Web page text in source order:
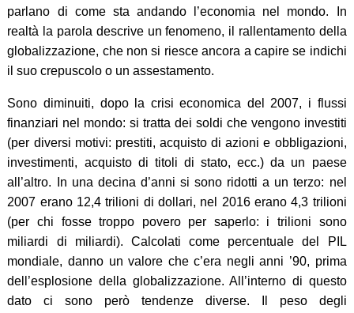
parlano di come sta andando l’economia nel mondo. In
realtà la parola descrive un fenomeno, il rallentamento della
globalizzazione, che non si riesce ancora a capire se indichi
il suo crepuscolo o un assestamento.
Sono diminuiti, dopo la crisi economica del 2007, i flussi
finanziari nel mondo: si tratta dei soldi che vengono investiti
(per diversi motivi: prestiti, acquisto di azioni e obbligazioni,
investimenti, acquisto di titoli di stato, ecc.) da un paese
all’altro. In una decina d’anni si sono ridotti a un terzo: nel
2007 erano 12,4 trilioni di dollari, nel 2016 erano 4,3 trilioni
(per chi fosse troppo povero per saperlo: i trilioni sono
miliardi di miliardi). Calcolati come percentuale del PIL
mondiale, danno un valore che c’era negli anni ’90, prima
dell’esplosione della globalizzazione. All’interno di questo
dato ci sono però tendenze diverse. Il peso degli